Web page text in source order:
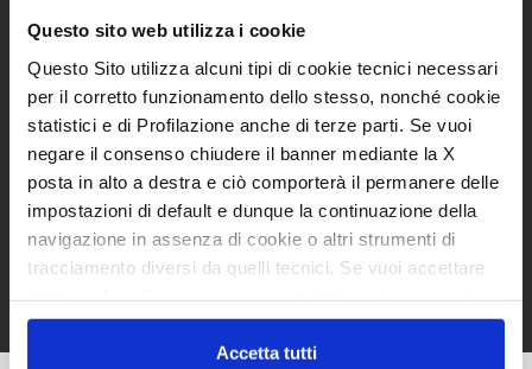
Questo sito web utilizza i cookie
Questo Sito utilizza alcuni tipi di cookie tecnici necessari
per il corretto funzionamento dello stesso, nonché cookie
statistici e di Profilazione anche di terze parti. Se vuoi
negare il consenso chiudere il banner mediante la X
posta in alto a destra e ciò comporterà il permanere delle
impostazioni di default e dunque la continuazione della
navigazione in assenza di cookie o altri strumenti di
tracciamento diversi da quelli tecnici. Se vuoi accettare
autonomamente selezionare i cookie da accettare clicca
su acconsento selezionati. Se vuoi saperne di più clicca
Accetta tutti
comfort e versatilità. Offre reti a doghe sollevabili per trasportare
bagagli o attrezzature, letti di dimensioni extra e, dove disponibile,
un letto supplementare in dinette. Nei modelli DUO XL, il letto
posteriore è basculante ed elettrico, mentre le reti sono
sollevabili (6 e DUO) o amovibili (5). Tre armadi amovibili
separatamente (6 e DUO), pareti interne rivestite in Soft Touch,
doppio pavimento amovibile (DUO), materassi “Sleep Comfort” in
tessuto traspirante, illuminazione LED e un pensile aggiuntivo (2 e
DUO) completano questa area.